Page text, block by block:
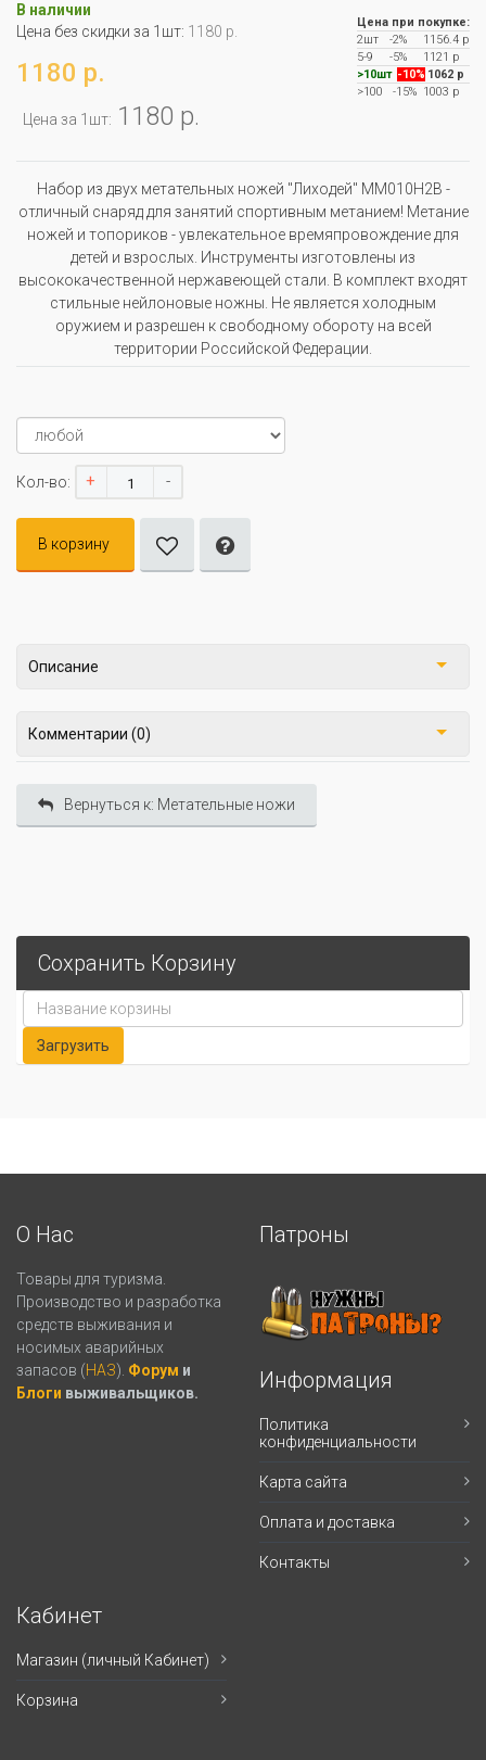
В наличии
Цена без скидки за 1шт: 1180 р.
1180 р.
Цена за 1шт: 1180 р.
Цена при покупке:
2шт
-2%
1156.4 р
5-9
-5%
1121 р
>10шт -10% 1062 р
>100
-15% 1003 р
Набор из двух метательных ножей "Лиходей" MM010H2B -
отличный снаряд для занятий спортивным метанием! Метание
ножей и топориков - увлекательное времяпровождение для
детей и взрослых. Инструменты изготовлены из
высококачественной нержавеющей стали. В комплект входят
стильные нейлоновые ножны. Не является холодным
оружием и разрешен к свободному обороту на всей
территории Российской Федерации.
Кол-во: + -
В корзину
Описание
Комментарии (0)
Вернуться к: Метательные ножи
Сохранить Корзину
О Нас
Товары для туризма.
Производство и разработка
средств выживания и
носимых аварийных
запасов (НАЗ). Форум и
Блоги выживальщиков.
Патроны
Информация
Политика
конфиденциальности
Карта сайта
Оплата и доставка
Контакты
Кабинет
Магазин (личный Кабинет)
Корзина